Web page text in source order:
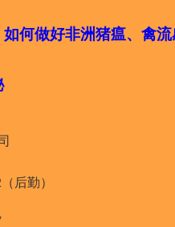
何做好非洲猪瘟、禽
后勤）